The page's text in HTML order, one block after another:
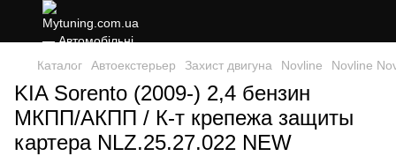
Каталог Автоекстерьер Захист двигуна Novline Novline
KIA Sorento (2009-) 2,4 бензин
МКПП/АКПП / К-т крепежа защиты
картера NLZ.25.27.022 NEW